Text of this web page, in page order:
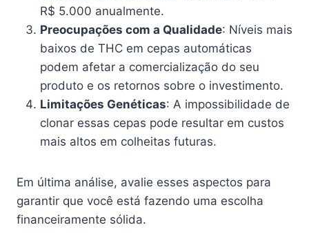
R$ 5.000 anualmente.
Preocupações com a Qualidade: Níveis mais
baixos de THC em cepas automáticas
podem afetar a comercialização do seu
produto e os retornos sobre o investimento.
Limitações Genéticas: A impossibilidade de
clonar essas cepas pode resultar em custos
mais altos em colheitas futuras.
Em última análise, avalie esses aspectos para
garantir que você está fazendo uma escolha
financeiramente sólida.